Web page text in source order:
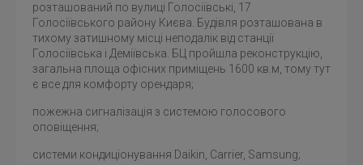
розташований по вулиці Голосіївські, 17
Голосіївського району Києва. Будівля розташована в
тихому затишному місці неподалік від станції
Голосіївська і Деміївська. БЦ пройшла реконструкцію,
загальна площа офісних приміщень 1600 кв.м, тому тут
є все для комфорту орендаря;
пожежна сигналізація з системою голосового
оповіщення;
системи кондиціонування Daikin, Carrier, Samsung;